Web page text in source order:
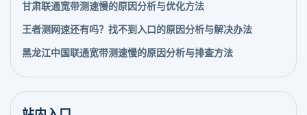
甘肃联通宽带测速慢的原因分析与优化方法
王者测网速还有吗？找不到入口的原因分析与解决办法
黑龙江中国联通宽带测速慢的原因分析与排查方法